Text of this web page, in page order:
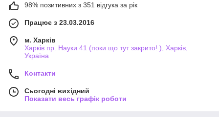
98% позитивних з 351 відгука за рік
Працює з 23.03.2016
м. Харків
Харків пр. Науки 41 (поки що тут закрито! ), Харків,
Україна
Контакти
Сьогодні вихідний
Показати весь графік роботи